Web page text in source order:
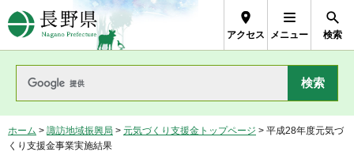
長野県Nagano Prefecture
アクセス メニュー 検索
ホーム > 諏訪地域振興局 > 元気づくり支援金トップページ > 平成28年度元気づ
くり支援金事業実施結果